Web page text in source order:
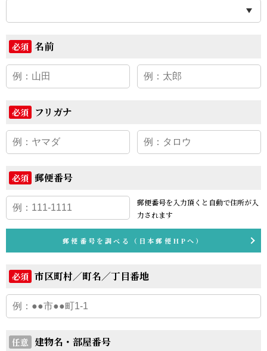
必須 名前
必須 フリガナ
必須 郵便番号
郵便番号を入力頂くと 自動で住所が入
力されます
郵便番号を調べる（日本郵便HPへ）
必須 市区町村／町名／丁目番地
任意 建物名・部屋番号